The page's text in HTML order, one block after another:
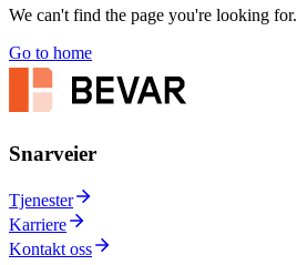
We can't find the page you're looking for.
Go to home
Snarveier
Tjenester
Karriere
Kontakt oss